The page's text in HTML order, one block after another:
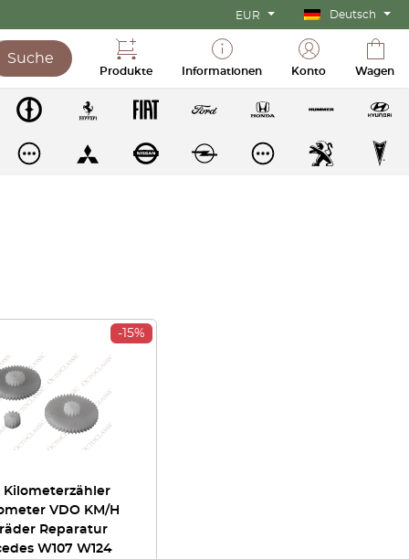
EUR Deutsch
Suche
Produkte Informationen Konto Wagen
-15%
Kilometerzähler
VDO KM/H
Reparatur
W107 W124